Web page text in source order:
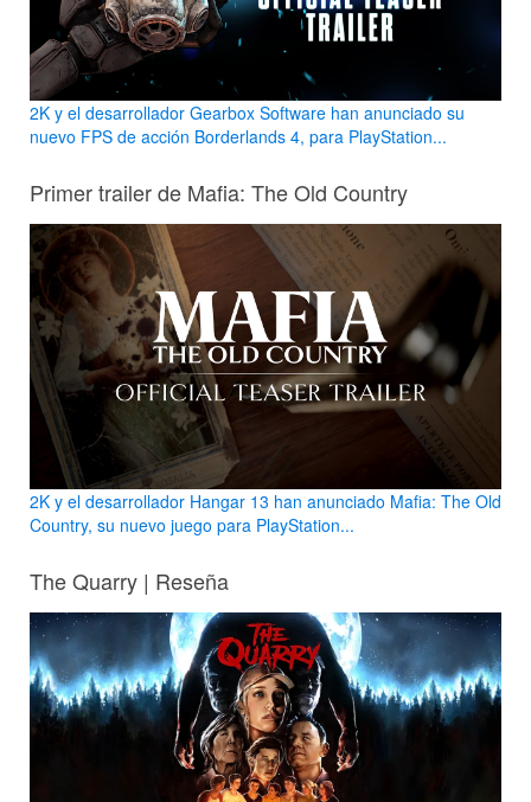
2K y el desarrollador Gearbox Software han anunciado su
nuevo FPS de acción Borderlands 4, para PlayStation...
Primer trailer de Mafia: The Old Country
2K y el desarrollador Hangar 13 han anunciado Mafia: The Old
Country, su nuevo juego para PlayStation...
The Quarry | Reseña